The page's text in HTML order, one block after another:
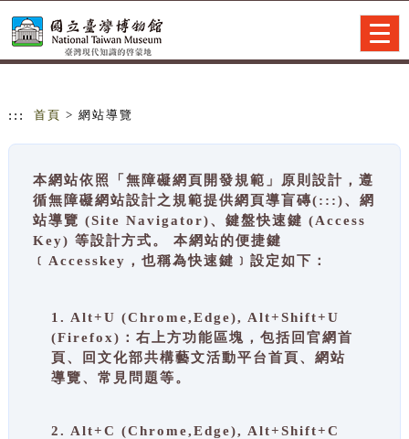
::: 首頁 > 網站導覽
本網站依照「無障礙網頁開發規範」原則設計，遵
循無障礙網站設計之規範提供網頁導盲磚(:::)、網
站導覽 (Site Navigator)、鍵盤快速鍵 (Access
Key) 等設計方式。 本網站的便捷鍵
﹝Accesskey，也稱為快速鍵﹞設定如下：
1. Alt+U (Chrome,Edge), Alt+Shift+U
(Firefox)：右上方功能區塊，包括回官網首
頁、回文化部共構藝文活動平台首頁、網站
導覽、常見問題等。
2. Alt+C (Chrome,Edge), Alt+Shift+C